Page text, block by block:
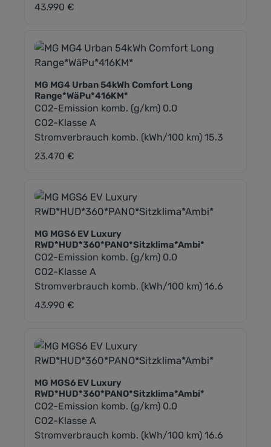
Regulärer Preis:
43.990 €
MG MG4 Urban 54kWh Comfort Long
Range*WäPu*416KM*
CO2-Emission komb. (g/km) 0.0
CO2-Klasse A
Stromverbrauch komb. (kWh/100 km) 15.3
Regulärer Preis:
23.470 €
MG MGS6 EV Luxury
RWD*HUD*360*PANO*Sitzklima*Ambi*
CO2-Emission komb. (g/km) 0.0
CO2-Klasse A
Stromverbrauch komb. (kWh/100 km) 16.6
Regulärer Preis:
43.990 €
MG MGS6 EV Luxury
RWD*HUD*360*PANO*Sitzklima*Ambi*
CO2-Emission komb. (g/km) 0.0
CO2-Klasse A
Stromverbrauch komb. (kWh/100 km) 16.6